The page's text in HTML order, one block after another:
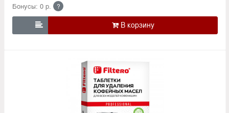
Бонусы: 0 р. ?
